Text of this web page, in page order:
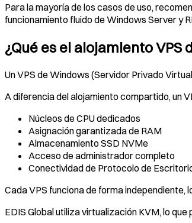
Para la mayoría de los casos de uso,
funcionamiento fluido de Windows Server y
¿Qué es el alojamiento VPS
Un VPS de Windows (Servidor Privado
A diferencia del alojamiento compartido, un
Núcleos de CPU dedicados
Asignación garantizada de RAM
Almacenamiento SSD NVMe
Acceso de administrador completo
Conectividad de Protocolo de
Cada VPS funciona de forma
EDIS Global utiliza virtualización KVM, lo